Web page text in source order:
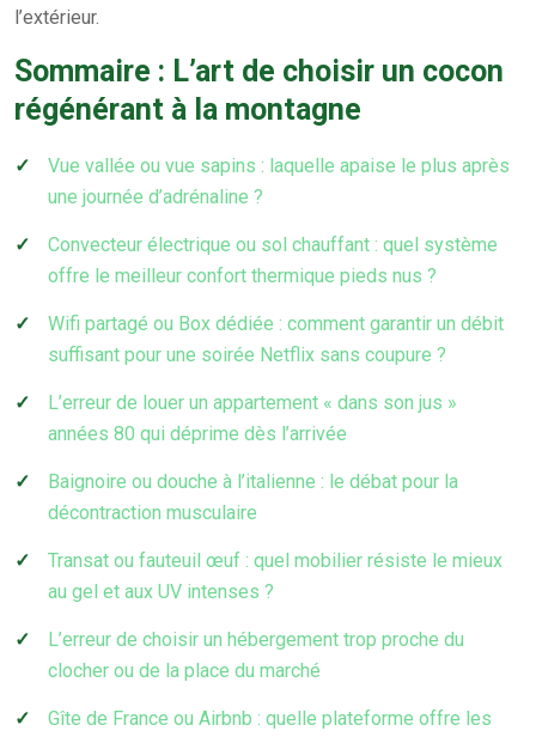
l’extérieur.
Sommaire : L’art de choisir un cocon
régénérant à la montagne
Vue vallée ou vue sapins : laquelle apaise le plus après
une journée d’adrénaline ?
Convecteur électrique ou sol chauffant : quel système
offre le meilleur confort thermique pieds nus ?
Wifi partagé ou Box dédiée : comment garantir un débit
suffisant pour une soirée Netflix sans coupure ?
L’erreur de louer un appartement « dans son jus »
années 80 qui déprime dès l’arrivée
Baignoire ou douche à l’italienne : le débat pour la
décontraction musculaire
Transat ou fauteuil œuf : quel mobilier résiste le mieux
au gel et aux UV intenses ?
L’erreur de choisir un hébergement trop proche du
clocher ou de la place du marché
Gîte de France ou Airbnb : quelle plateforme offre les